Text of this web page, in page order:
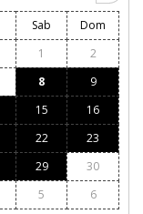
Sab
Dom
1
2
8
9
15
16
22
23
29
30
5 6